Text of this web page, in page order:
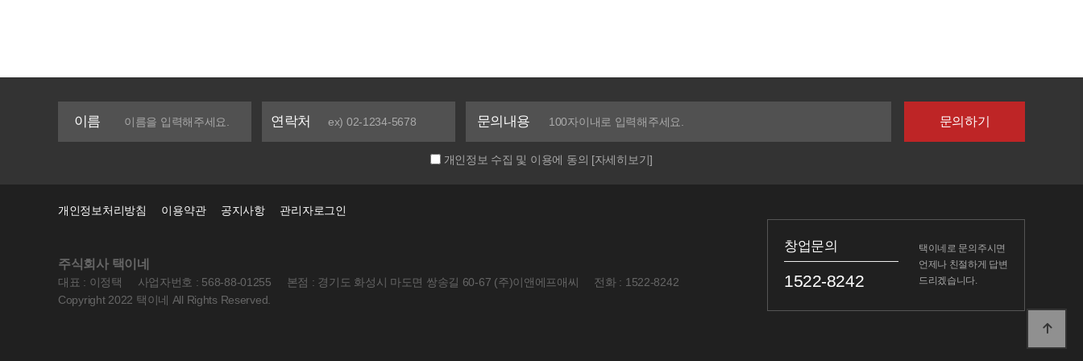
이름 연락처 문의내용
개인정보 수집 및 이용에 동의 [자세히보기]
개인정보처리방침 이용약관 공지사항 관리자로그인
주식회사 택이네
대표 : 이정택 사업자번호 : 568-88-01255 본점 : 경기도 화성시 마도면 쌍송길 60-67 (주)이앤에프애씨
전화 : 1522-8242
Copyright 2022 택이네 All Rights Reserved.
창업문의
1522-8242
택이네로 문의주시면
언제나 친절하게 답변
드리겠습니다.